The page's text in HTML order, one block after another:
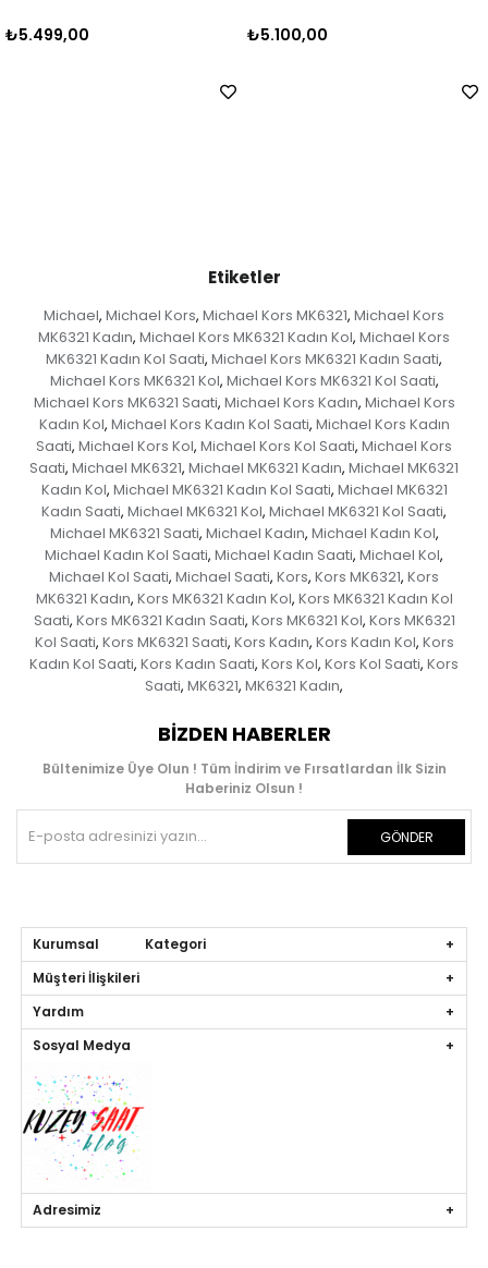
Etiketler
Michael, Michael Kors, Michael Kors MK6321, Michael Kors
MK6321 Kadın, Michael Kors MK6321 Kadın Kol, Michael Kors
MK6321 Kadın Kol Saati, Michael Kors MK6321 Kadın Saati,
Michael Kors MK6321 Kol, Michael Kors MK6321 Kol Saati,
Michael Kors MK6321 Saati, Michael Kors Kadın, Michael Kors
Kadın Kol, Michael Kors Kadın Kol Saati, Michael Kors Kadın
Saati, Michael Kors Kol, Michael Kors Kol Saati, Michael Kors
Saati, Michael MK6321, Michael MK6321 Kadın, Michael MK6321
Kadın Kol, Michael MK6321 Kadın Kol Saati, Michael MK6321
Kadın Saati, Michael MK6321 Kol, Michael MK6321 Kol Saati,
Michael MK6321 Saati, Michael Kadın, Michael Kadın Kol,
Michael Kadın Kol Saati, Michael Kadın Saati, Michael Kol,
Michael Kol Saati, Michael Saati, Kors, Kors MK6321, Kors
MK6321 Kadın, Kors MK6321 Kadın Kol, Kors MK6321 Kadın Kol
Saati, Kors MK6321 Kadın Saati, Kors MK6321 Kol, Kors MK6321
Kol Saati, Kors MK6321 Saati, Kors Kadın, Kors Kadın Kol, Kors
Kadın Kol Saati, Kors Kadın Saati, Kors Kol, Kors Kol Saati, Kors
Saati, MK6321, MK6321 Kadın,
BIZDEN HABERLER
Bültenimize Üye Olun ! Tüm İndirim ve Fırsatlardan İlk Sizin
Haberiniz Olsun !
GÖNDER
Kurumsal Kategori
Müşteri İlişkileri
Yardım
Sosyal Medya
Adresimiz